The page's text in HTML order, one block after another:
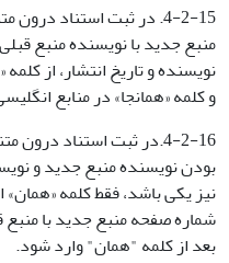
4-2-15. در ثبت استناد
منبع جدید با نویسنده منبع
نویسنده و تاریخ انتشار، از
و کلمه «همانجا» در منابع
4-2-16.در ثبت استناد
بودن نویسنده منبع جدید و
نیز یکی باشد، فقط کلمه
شماره صفحه منبع جدید با
بعد از کلمه "همان" وارد شود.